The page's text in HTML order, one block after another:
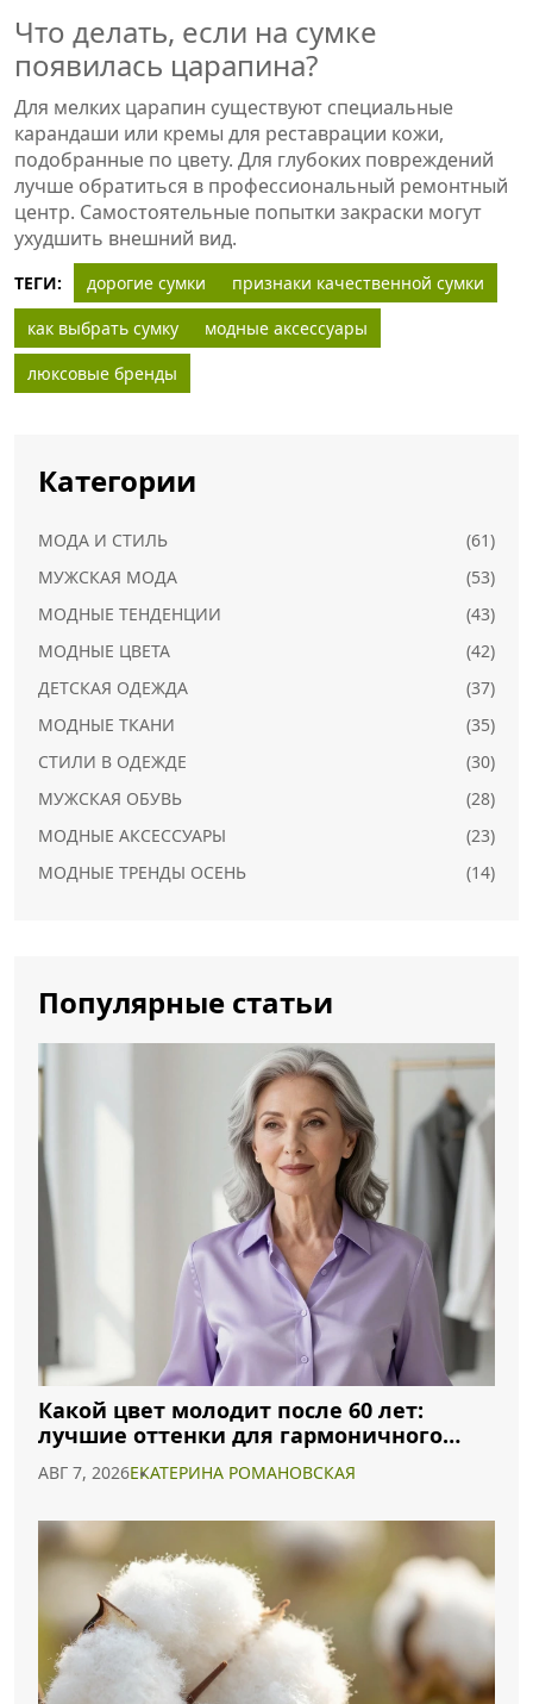
Что делать, если на сумке
появилась царапина?
Для мелких царапин существуют специальные
карандаши или кремы для реставрации кожи,
подобранные по цвету. Для глубоких повреждений
лучше обратиться в профессиональный ремонтный
центр. Самостоятельные попытки закраски могут
ухудшить внешний вид.
ТЕГИ: дорогие сумки
признаки качественной сумки
как выбрать сумку
модные аксессуары
люксовые бренды
Категории
МОДА И СТИЛЬ
(61)
МУЖСКАЯ МОДА
(53)
МОДНЫЕ ТЕНДЕНЦИИ
(43)
МОДНЫЕ ЦВЕТА
(42)
ДЕТСКАЯ ОДЕЖДА
(37)
МОДНЫЕ ТКАНИ
(35)
СТИЛИ В ОДЕЖДЕ
(30)
МУЖСКАЯ ОБУВЬ
(28)
МОДНЫЕ АКСЕССУАРЫ
(23)
МОДНЫЕ ТРЕНДЫ ОСЕНЬ
(14)
Популярные статьи
Какой цвет молодит после 60 лет:
лучшие оттенки для гармоничного
АВГ 7, 2026ЕКАТЕРИНА РОМАНОВСКАЯ